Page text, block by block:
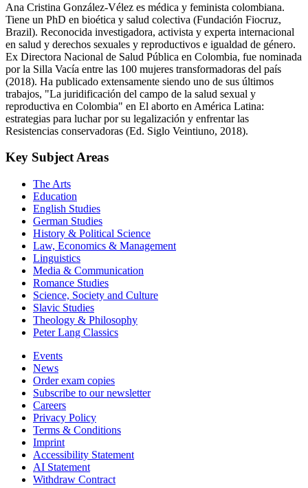
Ana Cristina González-Vélez es médica y feminista colombiana.
Tiene un PhD en bioética y salud colectiva (Fundación Fiocruz,
Brazil). Reconocida investigadora, activista y experta internacional
en salud y derechos sexuales y reproductivos e igualdad de género.
Ex Directora Nacional de Salud Pública en Colombia, fue nominada
por la Silla Vacía entre las 100 mujeres transformadoras del país
(2018). Ha publicado extensamente siendo uno de sus últimos
trabajos, "La juridificación del campo de la salud sexual y
reproductiva en Colombia" en El aborto en América Latina:
estrategias para luchar por su legalización y enfrentar las
Resistencias conservadoras (Ed. Siglo Veintiuno, 2018).
Key Subject Areas
The Arts
Education
English Studies
German Studies
History & Political Science
Law, Economics & Management
Linguistics
Media & Communication
Romance Studies
Science, Society and Culture
Slavic Studies
Theology & Philosophy
Peter Lang Classics
Events
News
Order exam copies
Subscribe to our newsletter
Careers
Privacy Policy
Terms & Conditions
Imprint
Accessibility Statement
AI Statement
Withdraw Contract